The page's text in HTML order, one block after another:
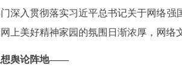
深入贯彻落实习近平总书记关于网络
上美好精神家园的氛围日渐浓厚，网络
想舆论阵地——